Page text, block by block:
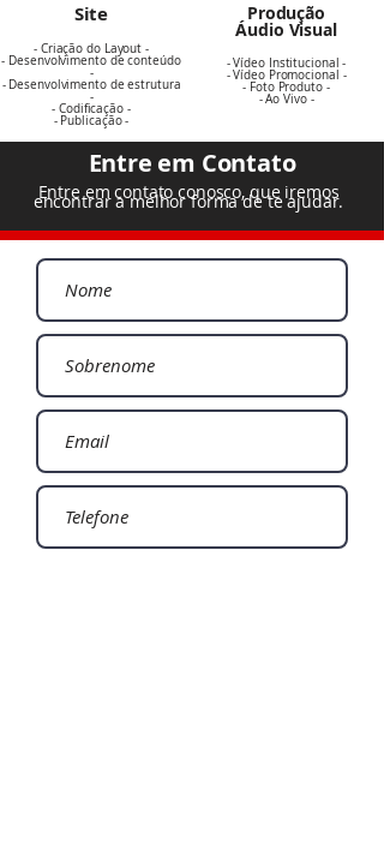
Site
- Criação do Layout -
- Desenvolvimento de conteúdo
-
- Desenvolvimento de estrutura
-
- Codificação -
- Publicação -
Produção
Áudio Visual
- Vídeo Institucional -
- Vídeo Promocional -
- Foto Produto -
- Ao Vivo -
Entre em Contato
Entre em contato conosco, que iremos
encontrar a melhor forma de te ajudar.